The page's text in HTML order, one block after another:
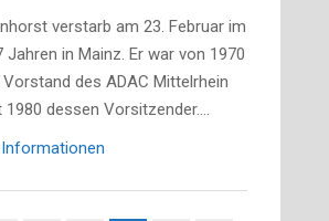
verstarb am 23. Februar im
Jahren in Mainz. Er war von 1970
des ADAC Mittelrhein
1980 dessen Vorsitzender.…